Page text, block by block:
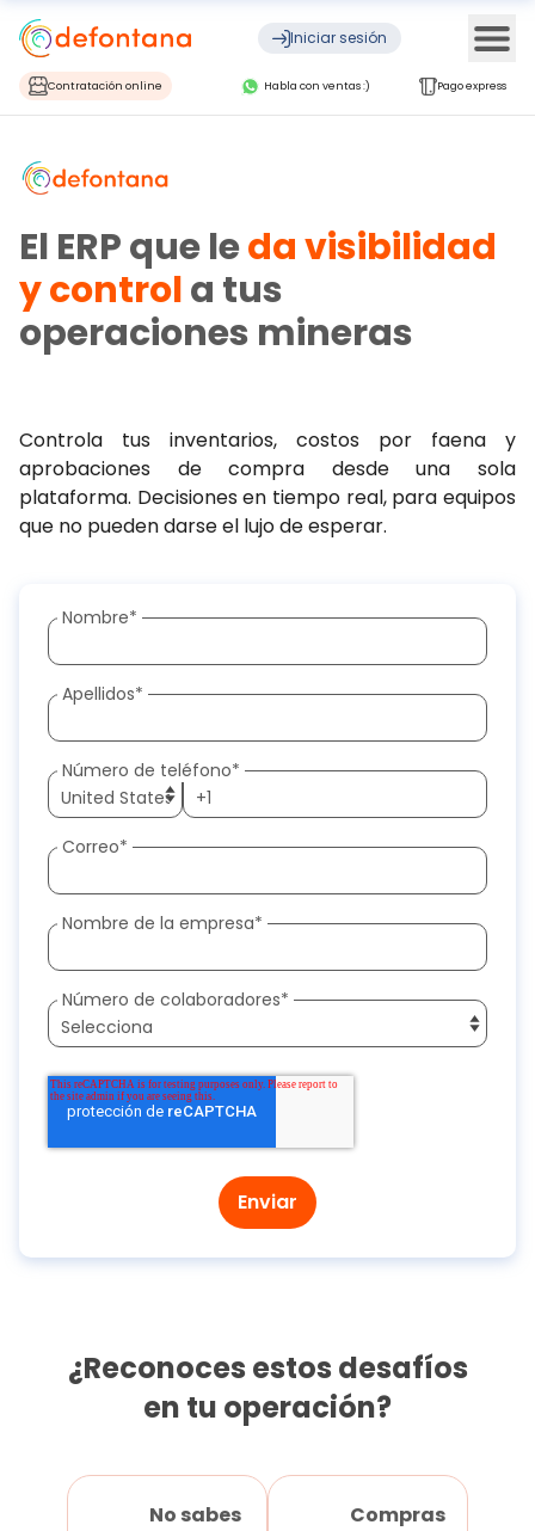
Iniciar sesión
Contratación online Habla con ventas :) Pago express
El ERP que leda visibilidad
y controla tus
operaciones mineras
Controla tus inventarios, costos por faena y
aprobaciones de compra desde una sola
plataforma. Decisiones en tiempo real, para equipos
que no pueden darse el lujo de esperar.
Nombre*
Apellidos*
Número de teléfono*
Correo*
Nombre de la empresa*
Número de colaboradores*
¿Reconoces estos desafíos
en tu operación?
No sabes
Compras